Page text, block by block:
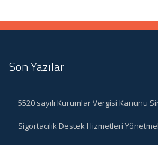
Son Yazılar
5520 sayılı Kurumlar Vergisi Kanunu
Sigortacılık Destek Hizmetleri